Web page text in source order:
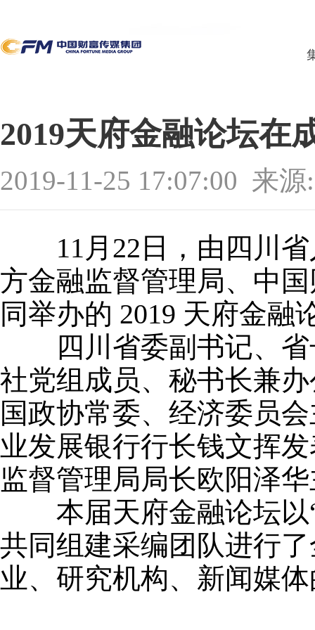
2019天府金融论坛在
2019-11-25 17:07:00 来源
11月22日，由四川省
方金融监督管理局、中
同举办的 2019 天府金
四川省委副书记、省
社党组成员、秘书长兼
国政协常委、经济委员
业发展银行行长钱文挥
监督管理局局长欧阳泽
本届天府金融论坛以“
共同组建采编团队进行
业、研究机构、新闻媒